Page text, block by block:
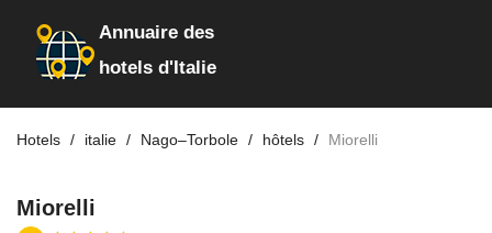
Annuaire des
hotels d'Italie
Hotels italie Nago–Torbole hôtels Miorelli
Miorelli